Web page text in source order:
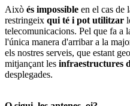
Això és impossible en el cas de
restringeix qui té i pot utilitzar
telecomunicacions. Pel que fa a
l'única manera d'arribar a la
els nostres serveis, que estant
mitjançant les infraestructures
desplegades.